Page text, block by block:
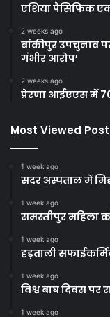
एशिया पैसिफिक
2 weeks ago
बांकीपुर उपचुनाव
गंभीर आरोप’
2 weeks ago
प्रेरणा आईएएस में
Most Viewed
1 week ago
सदर अस्पताल में
1 week ago
समस्तीपुर महिला
1 week ago
हड़ताली
1 week ago
विश्व बाघ दिवस
1 week ago